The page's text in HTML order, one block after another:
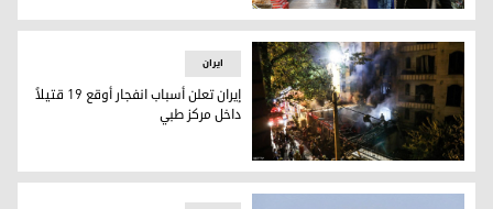
عدد المصابين بكورونا في إيران تخطى ربع مليون
إيران تعلن أسباب انفجار أوقع 19 قتيلاً داخل مركز طبي
ایران
إيران تعلن أسباب انفجار أوقع 19 قتيلاً
داخل مركز طبي